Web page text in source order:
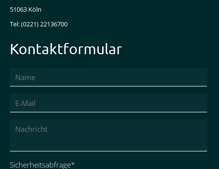
51063 Köln
Tel: (0221) 22136700
Kontaktformular
Pflichtfeld
Sicherheitsabfrage*